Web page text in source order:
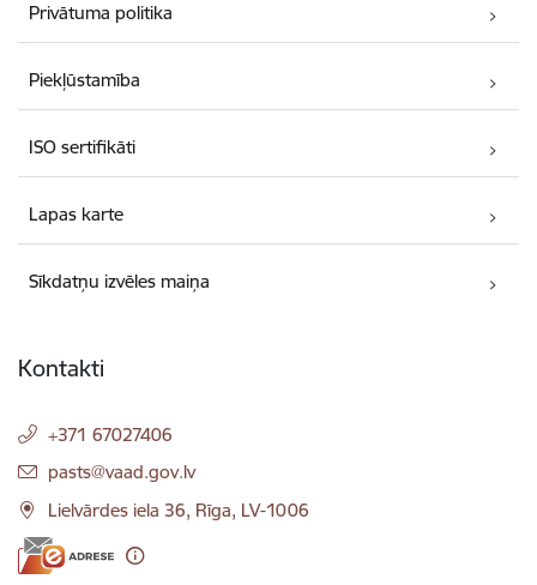
Privātuma politika
Piekļūstamība
ISO sertifikāti
Lapas karte
Sīkdatņu izvēles maiņa
Kontakti
+371 67027406
E-pasts:
pasts@vaad.gov.lv
Lielvārdes iela 36, Rīga, LV-1006